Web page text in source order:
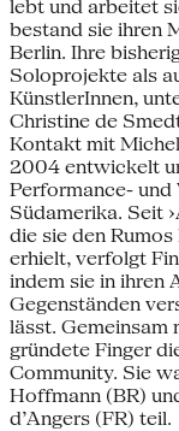
lebt und arbeitet
bestand sie ihren
Berlin. Ihre
Soloprojekte als
KünstlerInnen,
Christine de
Kontakt mit
2004 entwickelt
Performance-
Südamerika. Seit
die sie den
erhielt, verfolgt
indem sie in ihren
Gegenständen
lässt. Gemeinsam
gründete Finger
Community. Sie
Hoffmann (BR)
d’Angers (FR) teil.